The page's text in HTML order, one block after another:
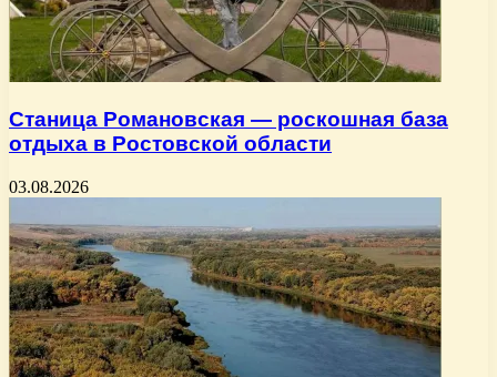
Станица Романовская — роскошная база
отдыха в Ростовской области
03.08.2026